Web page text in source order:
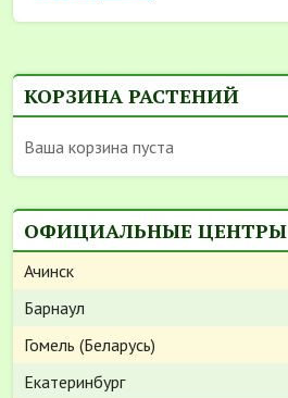
КОРЗИНА РАСТЕНИЙ
Ваша корзина пуста
ОФИЦИАЛЬНЫЕ ЦЕНТРЫ
Ачинск
Барнаул
Гомель (Беларусь)
Екатеринбург